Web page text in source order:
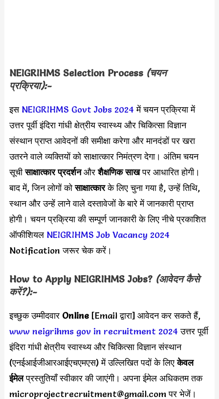
NEIGRIHMS Selection Process (चयन
प्रक्रिया):-
इस NEIGRIHMS Govt Jobs 2024 में चयन प्रक्रिया में
उत्तर पूर्वी इंदिरा गांधी क्षेत्रीय स्वास्थ्य और चिकित्सा विज्ञान
संस्थान प्राप्त आवेदनों की समीक्षा करेगा और मानदंडों पर खरा
उतरने वाले व्यक्तियों को साक्षात्कार निमंत्रण देगा। अंतिम चयन
सूचीसाक्षात्कार प्रदर्शनऔरशैक्षणिक साखपर आधारित होगी।
बाद में, जिन लोगों कोसाक्षात्कारके लिए चुना गया है, उन्हें तिथि,
स्थान और उन्हें लाने वाले दस्तावेजों के बारे में जानकारी प्राप्त
होगी। चयन प्रक्रिया की सम्पूर्ण जानकारी के लिए नीचे प्रकाशित
ऑफीशियल NEIGRIHMS Job Vacancy 2024
Notification जरूर चेक करें।
How to Apply NEIGRIHMS Jobs?(आवेदन कैसे
करें?):-
इच्छुक उम्मीदवार Online[Email द्वारा] आवेदन कर सकते हैं,
www neigrihms gov in recruitment 2024 उत्तर पूर्वी
इंदिरा गांधी क्षेत्रीय स्वास्थ्य और चिकित्सा विज्ञान संस्थान
(एनईआईजीआरआईएचएमएस) में उल्लिखित पदों के लिएकेवल
ईमेलप्रस्तुतियाँ स्वीकार की जाएंगी। अपना ईमेल अधिकतम तक
microprojectrecruitment@gmail.comपर भेजें।